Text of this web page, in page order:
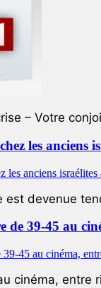
– Votre
les anciens
est devenue
de 39-45 au
cinéma, entre